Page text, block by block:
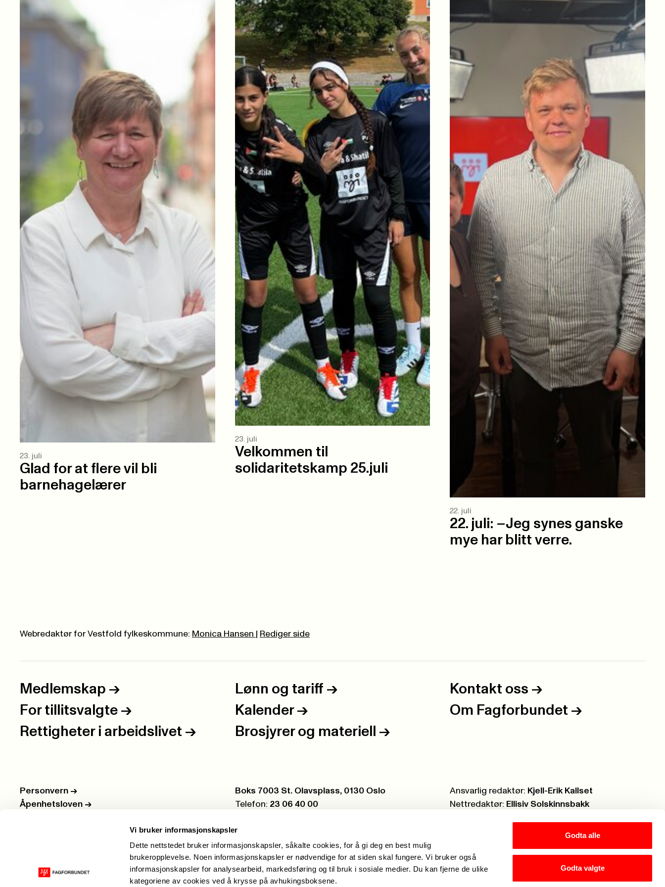
Vi bruker informasjonskapsler
Dette nettstedet bruker informasjonskapsler, såkalte cookies, for å gi deg en best mulig
brukeropplevelse. Noen informasjonskapsler er nødvendige for at siden skal fungere. Vi bruker også
informasjonskapsler for analysearbeid, markedsføring og til bruk i sosiale medier. Du kan fjerne de ulike
kategoriene av cookies ved å krysse på avhukingsboksene.
Godta alle
Godta valgte
23. juli
Glad for at flere vil bli
barnehagelærer
23. juli
Velkommen til
solidaritetskamp 25.juli
22. juli
22. juli: –Jeg synes ganske
mye har blitt verre.
Webredaktør for Vestfold fylkeskommune: Monica Hansen Rediger side
Medlemskap -> Lønn og tariff -> Kontakt oss ->
For tillitsvalgte -> Kalender -> Om Fagforbundet ->
Rettigheter i arbeidslivet -> Brosjyrer og materiell ->
Personvern ->
Åpenhetsloven ->
Postboks:
Boks 7003 St. Olavsplass, 0130 Oslo
Telefon: 23 06 40 00
Ansvarlig redaktør: Kjell-Erik Kallset
Nettredaktør: Ellisiv Solskinnsbakk